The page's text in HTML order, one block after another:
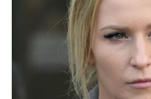
Контакты